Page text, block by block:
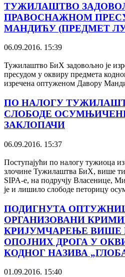
ТУЖИЛАШТВО
ПРАВОСНАЖНОМ
МАНДИЋУ (ПРЕДМЕТ
06.09.2016. 15:39
Тужилаштво БиХ задовољно је
пресудом у оквиру предмета
изречена оптуженом Давору
ПО НАЛОГУ
СЛОБОДЕ
ЗАКЛОПАЧИ
06.09.2016. 15:37
Поступајући по налогу тужиоца
злочине Тужилаштва БиХ, више
SIPA-е, на подручју Власенице,
је и лишило слободе петорицу
ПОДИГНУТА
ОРГАНИЗОВАНИ
КРИЈУМЧАРЕЊЕ ВИШЕ
ОПОЈНИХ ДРОГА У
КОДНОГ НАЗИВА
01.09.2016. 15:40